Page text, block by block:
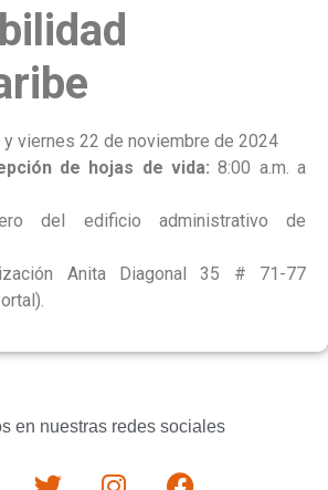
viernes 22 de noviembre de 2024
de hojas de vida: 8:00 a.m. a
del edificio administrativo de
Anita Diagonal 35 # 71-77
en nuestras redes sociales